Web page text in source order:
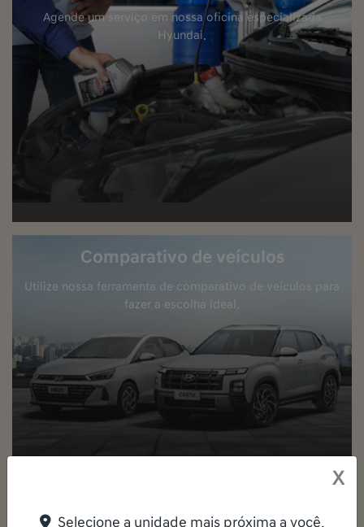
Agende um serviço em nossa oficina especializada
Hyundai.
Comparativo de veículos
Utilize nossa ferramenta de comparativo de veículos para
fazer a escolha ideal.
X
Selecione a unidade mais próxima a você.